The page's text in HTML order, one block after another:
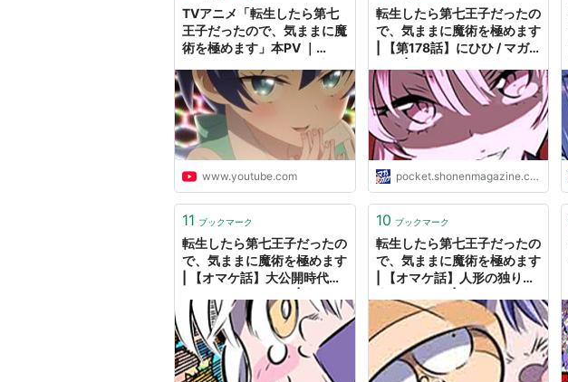
TVアニメ「転生したら第七
王子だったので、気ままに魔
術を極めます」本PV ｜
にて放送開始！
www.youtube.com
転生したら第七王子だったの
で、気ままに魔術を極めます
| 【第178話】にひひ / マガ
漫画アプリ
pocket.shonenmagazine.com
11 ブックマーク
転生したら第七王子だったの
で、気ままに魔術を極めます
| 【オマケ話】大公開時代ス
ガジン公式無料漫画アプリ
10 ブックマーク
転生したら第七王子だったの
で、気ままに魔術を極めます
| 【オマケ話】人形の独り言
公式無料漫画アプリ